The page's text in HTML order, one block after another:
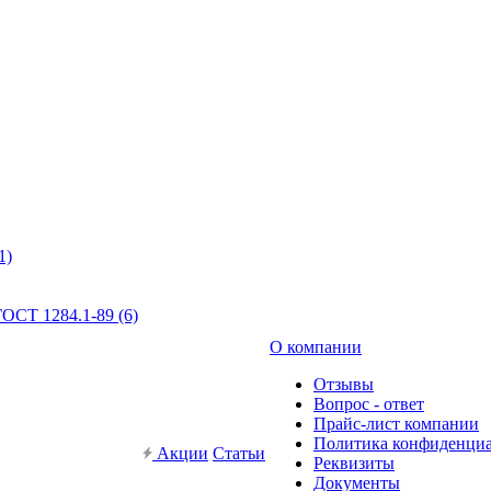
1284.1-89 (6)
Акции Статьи
О компании
Отзывы
Вопрос - ответ
Прайс-лист компании
Политика
Реквизиты
Документы